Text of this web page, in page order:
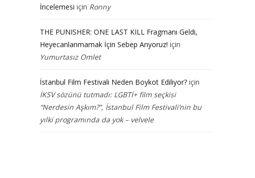
İncelemesi için Ronny
THE PUNISHER: ONE LAST KILL Fragmanı Geldi,
Heyecanlanmamak İçin Sebep Arıyoruz! için
Yumurtasız Omlet
İstanbul Film Festivali Neden Boykot Ediliyor? için
İKSV sözünü tutmadı: LGBTİ+ film seçkisi
“Nerdesin Aşkım?”, İstanbul Film Festivali’nin bu
yılki programında da yok – velvele